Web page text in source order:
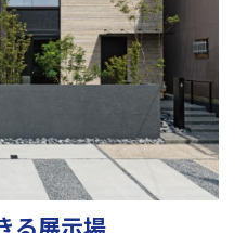
る展示場